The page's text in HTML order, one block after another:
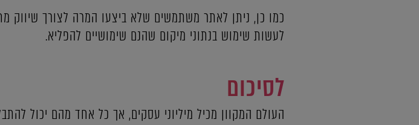
כמו כן, ניתן לאתר משתמשים שלא ביצעו המרה לצורך שיווק
לעשות שימוש בנתוני מיקום שהנם שימושיים להפליא.
לסיכום
העולם המקוון מכיל מיליוני עסקים, אך כל אחד מהם יכול